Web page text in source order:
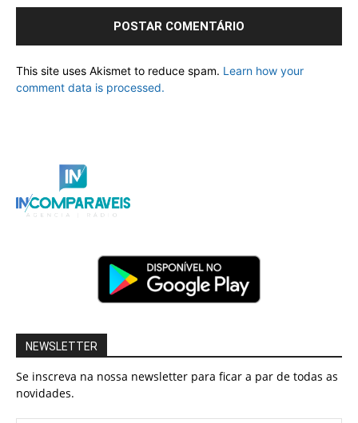
This site uses Akismet to reduce spam. Learn how your
comment data is processed.
NEWSLETTER
Se inscreva na nossa newsletter para ficar a par de todas as
novidades.